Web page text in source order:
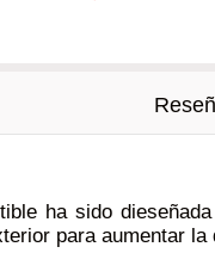
ha sido
para aumentar